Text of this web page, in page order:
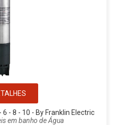
- 8 - 10 - By Franklin Electric
em banho de Água